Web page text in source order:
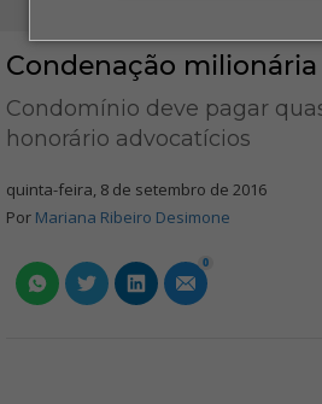
Condenação milionária
Condomínio deve pagar
honorário advocatícios
quinta-feira, 8 de setembro de 2016
Por Mariana Ribeiro Desimone
0